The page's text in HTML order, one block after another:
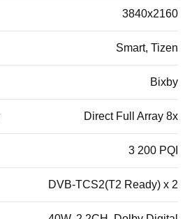
3840x2160
Smart, Tizen
Bixby
Direct Full Array 8x
3 200 PQI
DVB-TCS2(T2 Ready) x 2